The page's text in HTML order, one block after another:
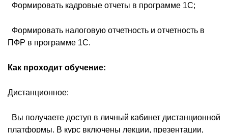
 Формировать кадровые отчеты в программе 1С;
 Формировать налоговую отчетность и отчетность в
ПФР в программе 1С.
Как проходит обучение:
Дистанционное:
 Вы получаете доступ в личный кабинет дистанционной
платформы. В курс включены лекции, презентации,